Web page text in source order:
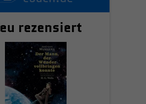
rezensiert